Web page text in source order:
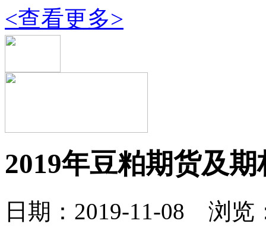
<查看更多>
2019年豆粕期货及
日期：2019-11-08 浏览